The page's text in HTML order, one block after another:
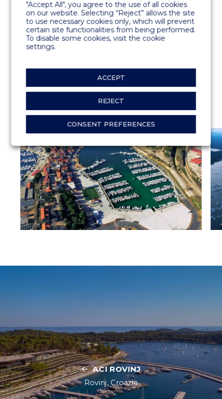
PRODOTTI
Pontili BREAKWATER
cemento
ACI ROVINJ
Rovinj, Croazia
"Accept All", you agree to the use of all cookies
on our website. Selecting “Reject” allows the site
to use necessary cookies only, which will prevent
certain site functionalities from being performed.
To disable some cookies, visit the cookie
settings.
ACCEPT
REJECT
CONSENT PREFERENCES